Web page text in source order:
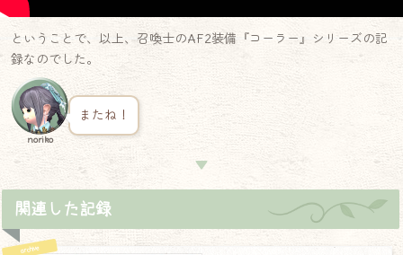
ということで、以上、召喚士のAF2装備『コーラー』シリーズの記
録なのでした。
noriko
またね！
▼
関連した記録